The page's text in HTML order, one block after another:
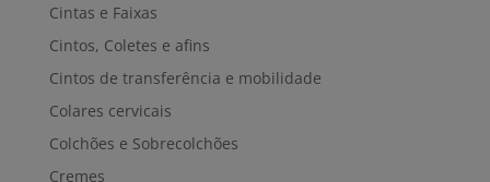
Cintas e Faixas
Cintos, Coletes e afins
Cintos de transferência e mobilidade
Colares cervicais
Colchões e Sobrecolchões
Cremes